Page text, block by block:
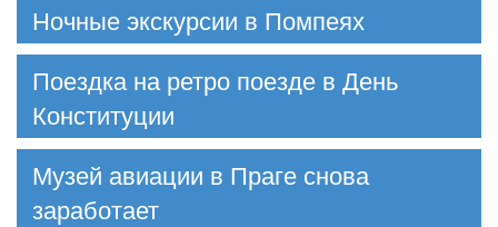
Ночные экскурсии в Помпеях
Поездка на ретро поезде в День
Конституции
Музей авиации в Праге снова
заработает